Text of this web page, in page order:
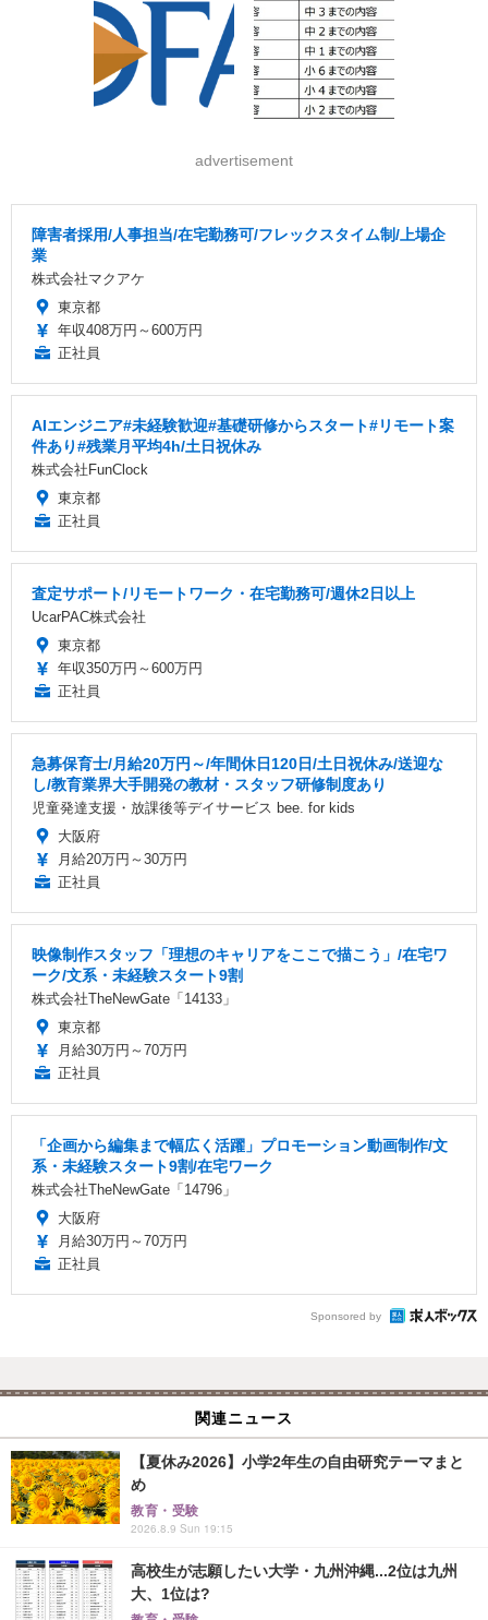
advertisement
障害者採用/人事担当/在宅勤務可/フレックスタイム制/上場企
業
株式会社マクアケ
東京都
年収408万円～600万円
正社員
AIエンジニア#未経験歓迎#基礎研修からスタート#リモート案
件あり#残業月平均4h/土日祝休み
株式会社FunClock
東京都
正社員
査定サポート/リモートワーク・在宅勤務可/週休2日以上
UcarPAC株式会社
東京都
年収350万円～600万円
正社員
急募保育士/月給20万円～/年間休日120日/土日祝休み/送迎な
し/教育業界大手開発の教材・スタッフ研修制度あり
児童発達支援・放課後等デイサービス bee. for kids
大阪府
月給20万円～30万円
正社員
映像制作スタッフ「理想のキャリアをここで描こう」/在宅ワ
ーク/文系・未経験スタート9割
株式会社TheNewGate「14133」
東京都
月給30万円～70万円
正社員
「企画から編集まで幅広く活躍」プロモーション動画制作/文
系・未経験スタート9割/在宅ワーク
株式会社TheNewGate「14796」
大阪府
月給30万円～70万円
正社員
Sponsored by
関連ニュース
【夏休み2026】小学2年生の自由研究テーマまと
め
教育・受験
2026.8.9 Sun 19:15
高校生が志願したい大学・九州沖縄...2位は九州
大、1位は?